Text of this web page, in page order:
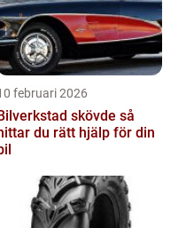
februari 2026
skövde så
du rätt hjälp för din